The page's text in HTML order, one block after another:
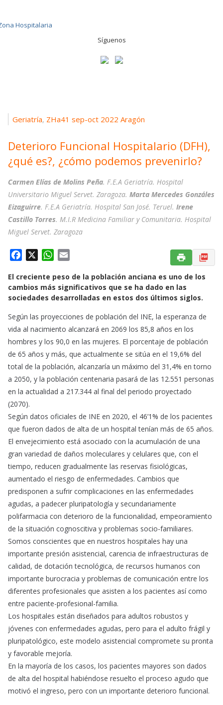
Síguenos
Geriatría, ZHa41 sep-oct 2022 Aragón
Deterioro Funcional Hospitalario (DFH),
¿qué es?, ¿cómo podemos prevenirlo?
Carmen Elías de Molins Peña. F.E.A Geriatría. Hospital
Universitario Miguel Servet. Zaragoza. Marta Mercedes Gonzáles
Eizaguirre. F.E.A Geriatría. Hospital San José. Teruel. Irene
Castillo Torres. M.I.R Medicina Familiar y Comunitaria. Hospital
Miguel Servet. Zaragoza
c
e
b
o
o
k
W
a
t
s
A
p
p
a
i
l
El creciente peso de la población anciana es uno de los
cambios más significativos que se ha dado en las
sociedades desarrolladas en estos dos últimos siglos.
Según las proyecciones de población del INE, la esperanza de
vida al nacimiento alcanzará en 2069 los 85,8 años en los
hombres y los 90,0 en las mujeres. El porcentaje de población
de 65 años y más, que actualmente se sitúa en el 19,6% del
total de la población, alcanzaría un máximo del 31,4% en torno
a 2050, y la población centenaria pasará de las 12.551 personas
en la actualidad a 217.344 al final del periodo proyectado
(2070).
Según datos oficiales de INE en 2020, el 46’1% de los pacientes
que fueron dados de alta de un hospital tenían más de 65 años.
El envejecimiento está asociado con la acumulación de una
gran variedad de daños moleculares y celulares que, con el
tiempo, reducen gradualmente las reservas fisiológicas,
aumentado el riesgo de enfermedades. Cambios que
predisponen a sufrir complicaciones en las enfermedades
agudas, a padecer pluripatología y secundariamente
polifarmacia con deterioro de la funcionalidad, empeoramiento
de la situación cognoscitiva y problemas socio-familiares.
Somos conscientes que en nuestros hospitales hay una
importante presión asistencial, carencia de infraestructuras de
calidad, de dotación tecnológica, de recursos humanos con
importante burocracia y problemas de comunicación entre los
diferentes profesionales que asisten a los pacientes así como
entre paciente-profesional-familia.
Los hospitales están diseñados para adultos robustos y
jóvenes con enfermedades agudas, pero para el adulto frágil y
pluripatológico, este modelo asistencial compromete su pronta
y favorable mejoría.
En la mayoría de los casos, los pacientes mayores son dados
de alta del hospital habiéndose resuelto el proceso agudo que
motivó el ingreso, pero con un importante deterioro funcional.